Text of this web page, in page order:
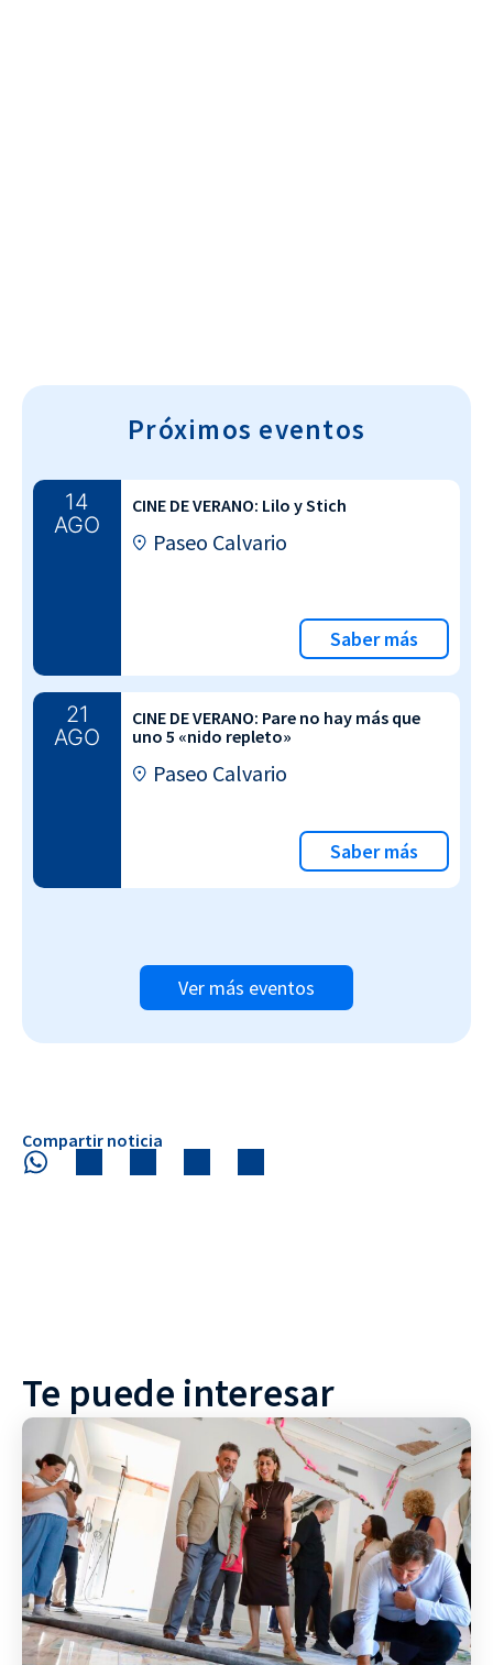
Próximos eventos
14
AGO
CINE DE VERANO: Lilo y Stich
Paseo Calvario
Saber más
21
AGO
CINE DE VERANO: Pare no hay más que
uno 5 «nido repleto»
Paseo Calvario
Saber más
Ver más eventos
Compartir noticia
Te puede interesar